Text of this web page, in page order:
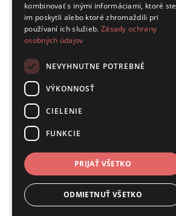
kombinovať s inými informáciami, ktoré ste
im poskytli alebo ktoré zhromaždili pri
používaní ich služieb. Zásady ochrany
osobných údajov
NEVYHNUTNE POTREBNÉ
VÝKONNOSŤ
CIELENIE
FUNKCIE
PRIJAŤ VŠETKO
ODMIETNUŤ VŠETKO